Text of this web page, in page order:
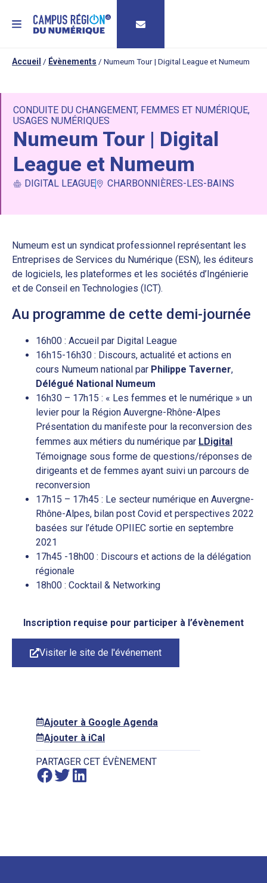
MENU
Accueil / Évènements / Numeum Tour | Digital League et Numeum
CONDUITE DU CHANGEMENT, FEMMES ET NUMÉRIQUE,
USAGES NUMÉRIQUES
Numeum Tour | Digital
League et Numeum
DIGITAL LEAGUE CHARBONNIÈRES-LES-BAINS
Numeum est un syndicat professionnel représentant les
Entreprises de Services du Numérique (ESN), les éditeurs
de logiciels, les plateformes et les sociétés d’Ingénierie
et de Conseil en Technologies (ICT).
Au programme de cette demi-journée
16h00 : Accueil par Digital League
16h15-16h30 : Discours, actualité et actions en
cours Numeum national par Philippe Taverner,
Délégué National Numeum
16h30 – 17h15 : « Les femmes et le numérique » un
levier pour la Région Auvergne-Rhône-Alpes
Présentation du manifeste pour la reconversion des
femmes aux métiers du numérique par LDigital
Témoignage sous forme de questions/réponses de
dirigeants et de femmes ayant suivi un parcours de
reconversion
17h15 – 17h45 : Le secteur numérique en Auvergne-
Rhône-Alpes, bilan post Covid et perspectives 2022
basées sur l’étude OPIIEC sortie en septembre
2021
17h45 -18h00 : Discours et actions de la délégation
régionale
18h00 : Cocktail & Networking
Inscription requise pour participer à l’évènement
Visiter le site de l'événement
Ajouter à Google Agenda
Ajouter à iCal
PARTAGER CET ÉVÈNEMENT